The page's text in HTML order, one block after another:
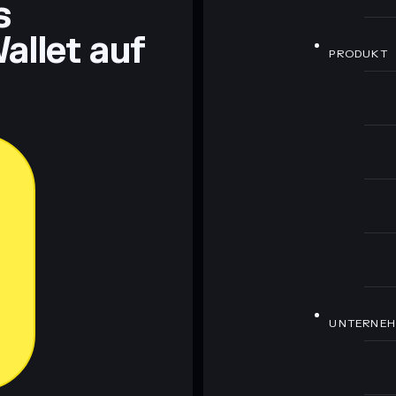
auf PRODUKT